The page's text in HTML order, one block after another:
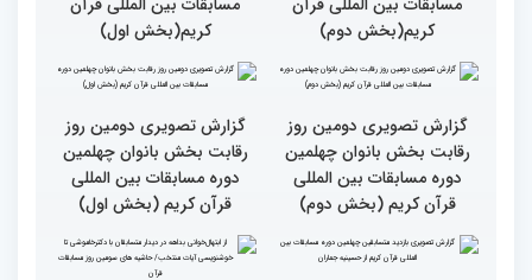
گزارش تصویری نشست
صمیمی رئیس سازمان اوقاف
و امور خیریه با هیأت داوران
خواهران و برادران،
متسابقین چهلمین دوره
مسابقات بین المللی قرآن
کریم(بخش دوم)
گزارش تصویری نشست
صمیمی رئیس سازمان اوقاف
و امور خیریه با هیأت داوران
خواهران و برادران،
متسابقین چهلمین دوره
مسابقات بین المللی قرآن
کریم(بخش اول)
گزارش تصویری دومین روز
گزارش تصویری دومین روز